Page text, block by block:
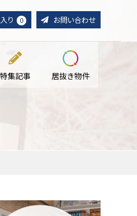
り 0 お問い合わせ
特集記事 居抜き物件